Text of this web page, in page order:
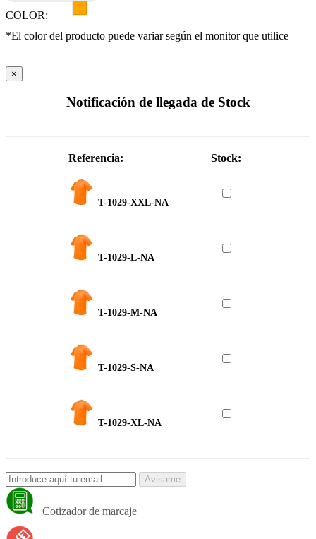
COLOR:
*El color del producto puede variar según el monitor que utilice
×
Notificación de llegada de Stock
Referencia: Stock:
T-1029-XXL-NA
T-1029-L-NA
T-1029-M-NA
T-1029-S-NA
T-1029-XL-NA
Avisame
Cotizador de marcaje